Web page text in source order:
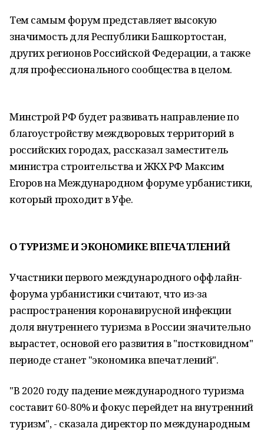
Тем самым форум представляет высокую
значимость для Республики Башкортостан,
других регионов Российской Федерации, а также
для профессионального сообщества в целом.
Минстрой РФ будет развивать направление по
благоустройству междворовых территорий в
российских городах, рассказал заместитель
министра строительства и ЖКХ РФ Максим
Егоров на Международном форуме урбанистики,
который проходит в Уфе.
О ТУРИЗМЕ И ЭКОНОМИКЕ ВПЕЧАТЛЕНИЙ
Участники первого международного оффлайн-
форума урбанистики считают, что из-за
распространения коронавирусной инфекции
доля внутреннего туризма в России значительно
вырастет, основой его развития в "постковидном"
периоде станет "экономика впечатлений".
"В 2020 году падение международного туризма
составит 60-80% и фокус перейдет на внутренний
туризм", - сказала директор по международным